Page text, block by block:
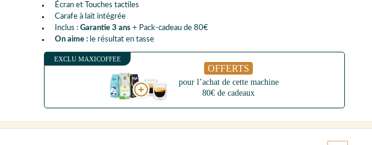
Écran et Touches tactiles
Carafe à lait intégrée
Inclus : Garantie 3 ans+ Pack-cadeau de 80€
On aime :le résultat en tasse
EXCLU MAXICOFFEE
OFFERTS
pour l’achat de cette machine
80€ de cadeaux